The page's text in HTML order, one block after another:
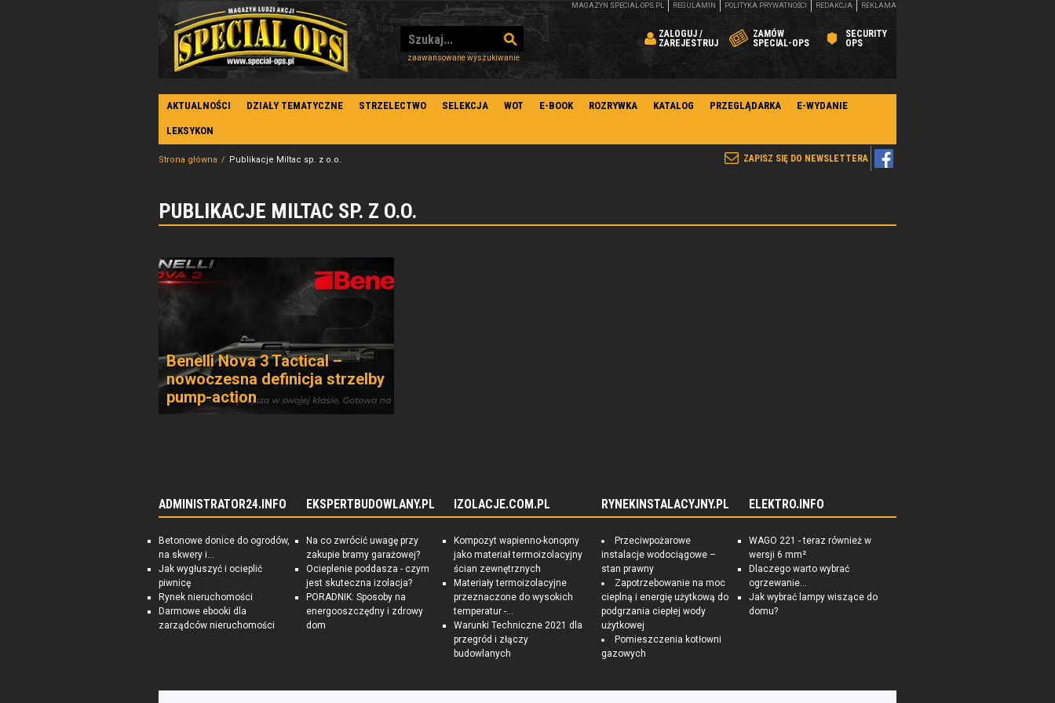
zaawansowane wyszukiwanie
ZALOGUJ /
ZAREJESTRUJ
ZAMÓW
SPECIAL-OPS
SECURITY
OPS
MAGAZYN SPECIAL-OPS.PL REGULAMIN POLITYKA PRYWATNOŚCI REDAKCJA REKLAMA
AKTUALNOŚCI DZIAŁY TEMATYCZNE STRZELECTWO SELEKCJA WOT E-BOOK ROZRYWKA KATALOG PRZEGLĄDARKA E-WYDANIE
LEKSYKON
ZAPISZ SIĘ DO NEWSLETTERA
Strona główna Publikacje Miltac sp. z o.o.
PUBLIKACJE MILTAC SP. Z O.O.
Benelli Nova 3 Tactical –
nowoczesna definicja strzelby
pump-action
ADMINISTRATOR24.INFO
Betonowe donice do ogrodów,
na skwery i...
Jak wygłuszyć i ocieplić
piwnicę
Rynek nieruchomości
Darmowe ebooki dla
zarządców nieruchomości
EKSPERTBUDOWLANY.PL
Na co zwrócić uwagę przy
zakupie bramy garażowej?
Ocieplenie poddasza - czym
jest skuteczna izolacja?
PORADNIK: Sposoby na
energooszczędny i zdrowy
dom
IZOLACJE.COM.PL
Kompozyt wapienno-konopny
jako materiał termoizolacyjny
ścian zewnętrznych
Materiały termoizolacyjne
przeznaczone do wysokich
temperatur -...
Warunki Techniczne 2021 dla
przegród i złączy
budowlanych
RYNEKINSTALACYJNY.PL
Przeciwpożarowe
instalacje wodociągowe –
stan prawny
Zapotrzebowanie na moc
cieplną i energię użytkową do
podgrzania ciepłej wody
użytkowej
Pomieszczenia kotłowni
gazowych
ELEKTRO.INFO
WAGO 221 - teraz również w
wersji 6 mm²
Dlaczego warto wybrać
ogrzewanie...
Jak wybrać lampy wiszące do
domu?